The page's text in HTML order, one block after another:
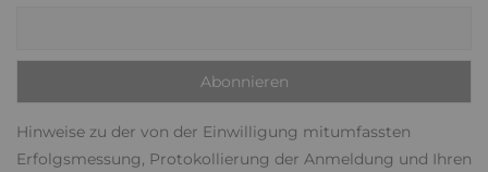
Hinweise zu der von der Einwilligung mitumfassten
Erfolgsmessung, Protokollierung der Anmeldung und Ihren